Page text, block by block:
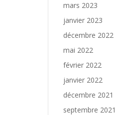
mars 2023
janvier 2023
décembre 2022
mai 2022
février 2022
janvier 2022
décembre 2021
septembre 2021